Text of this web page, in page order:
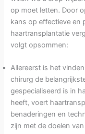
op moet letten. Door
kans op effectieve en
haartransplantatie
volgt opsommen:
Allereerst is het
chirurg de
gespecialiseerd is in
heeft, voert
benaderingen en
zijn met de doelen